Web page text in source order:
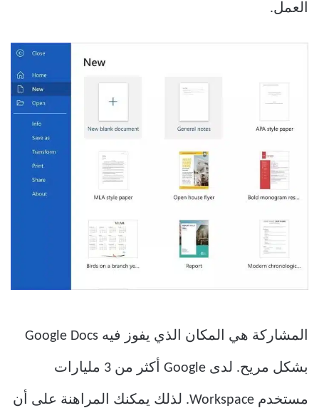
العمل.
المشاركة هي المكان الذي يفوز فيه Google Docs
بشكل مريح. لدى Google أكثر من 3 مليارات
مستخدم Workspace. لذلك يمكنك المراهنة على أن